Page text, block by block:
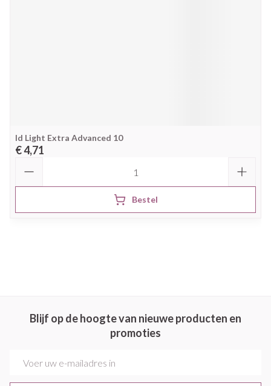
Id Light Extra Advanced 10
€ 4,71
Bestel
Blijf op de hoogte van nieuwe producten en
promoties